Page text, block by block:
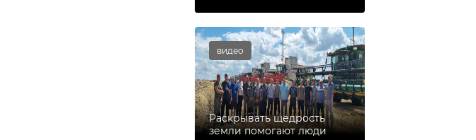
видео
Раскрывать щедрость
земли помогают люди